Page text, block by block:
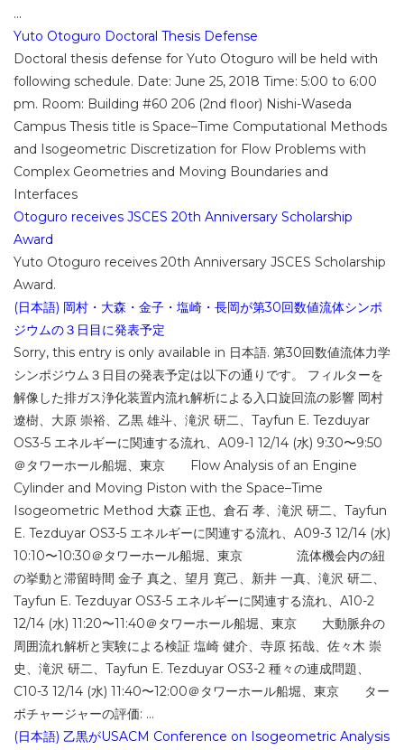
...
Yuto Otoguro Doctoral Thesis Defense
Doctoral thesis defense for Yuto Otoguro will be held with
following schedule. Date: June 25, 2018 Time: 5:00 to 6:00
pm. Room: Building #60 206 (2nd floor) Nishi-Waseda
Campus Thesis title is Space–Time Computational Methods
and Isogeometric Discretization for Flow Problems with
Complex Geometries and Moving Boundaries and
Interfaces
Otoguro receives JSCES 20th Anniversary Scholarship
Award
Yuto Otoguro receives 20th Anniversary JSCES Scholarship
Award.
(日本語) 岡村・大森・金子・塩崎・長岡が第30回数値流体シンポ
ジウムの３日目に発表予定
Sorry, this entry is only available in 日本語. 第30回数値流体力学
シンポジウム３日目の発表予定は以下の通りです。 フィルターを
解像した排ガス浄化装置内流れ解析による入口旋回流の影響 岡村
遼樹、大原 崇裕、乙黒 雄斗、滝沢 研二、Tayfun E. Tezduyar
OS3-5 エネルギーに関連する流れ、A09-1 12/14 (水) 9:30〜9:50
＠タワーホール船堀、東京 Flow Analysis of an Engine
Cylinder and Moving Piston with the Space–Time
Isogeometric Method 大森 正也、倉石 孝、滝沢 研二、Tayfun
E. Tezduyar OS3-5 エネルギーに関連する流れ、A09-3 12/14 (水)
10:10〜10:30＠タワーホール船堀、東京 流体機会内の紐
の挙動と滞留時間 金子 真之、望月 寛己、新井 一真、滝沢 研二、
Tayfun E. Tezduyar OS3-5 エネルギーに関連する流れ、A10-2
12/14 (水) 11:20〜11:40＠タワーホール船堀、東京 大動脈弁の
周囲流れ解析と実験による検証 塩崎 健介、寺原 拓哉、佐々木 崇
史、滝沢 研二、Tayfun E. Tezduyar OS3-2 種々の連成問題、
C10-3 12/14 (水) 11:40〜12:00＠タワーホール船堀、東京 ター
ボチャージャーの評価: ...
(日本語) 乙黒がUSACM Conference on Isogeometric Analysis